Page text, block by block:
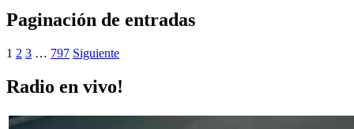
Paginación de entradas
1 2 3 … 797 Siguiente
Radio en vivo!